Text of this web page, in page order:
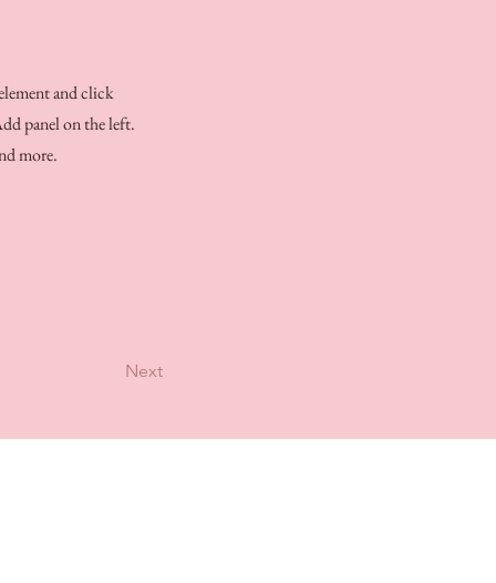
and click
panel on the left.
more.
Next